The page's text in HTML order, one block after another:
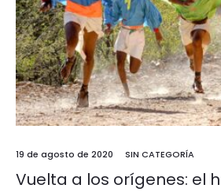
19 de agosto de 2020 SIN CATEGORÍA
Vuelta a los orígenes: el